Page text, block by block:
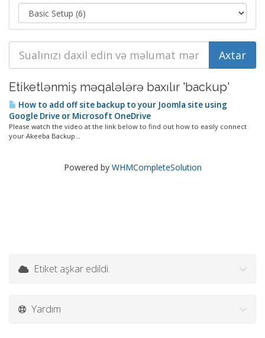
Etiketlənmiş məqalələrə baxılır 'backup'
How to add off site backup to your Joomla site using
Google Drive or Microsoft OneDrive
Please watch the video at the link below to find out how to easily connect
your Akeeba Backup...
Powered by WHMCompleteSolution
Etiket aşkar edildi.
Yardım